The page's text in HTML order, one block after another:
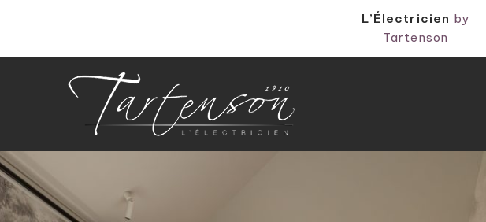
L’Électricien by
Tartenson